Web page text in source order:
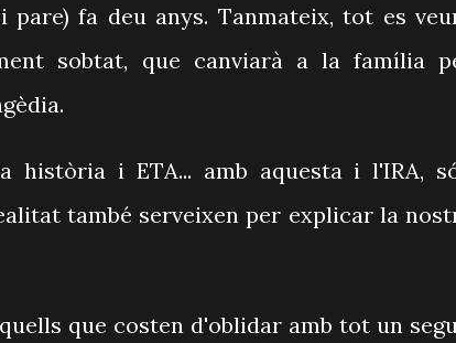
fa deu anys. Tanmateix, tot es
sobtat, que canviarà a la família
història i ETA... amb aquesta i l'IRA,
també serveixen per explicar la
que costen d'oblidar amb tot un